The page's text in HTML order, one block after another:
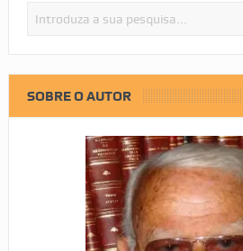
SOBRE O AUTOR